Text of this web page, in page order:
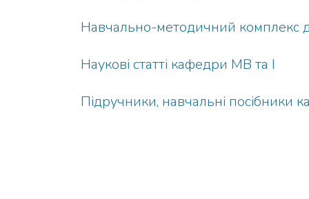
Навчально-методичний комплекс
Наукові статті кафедри МВ та І
Підручники, навчальні посібники